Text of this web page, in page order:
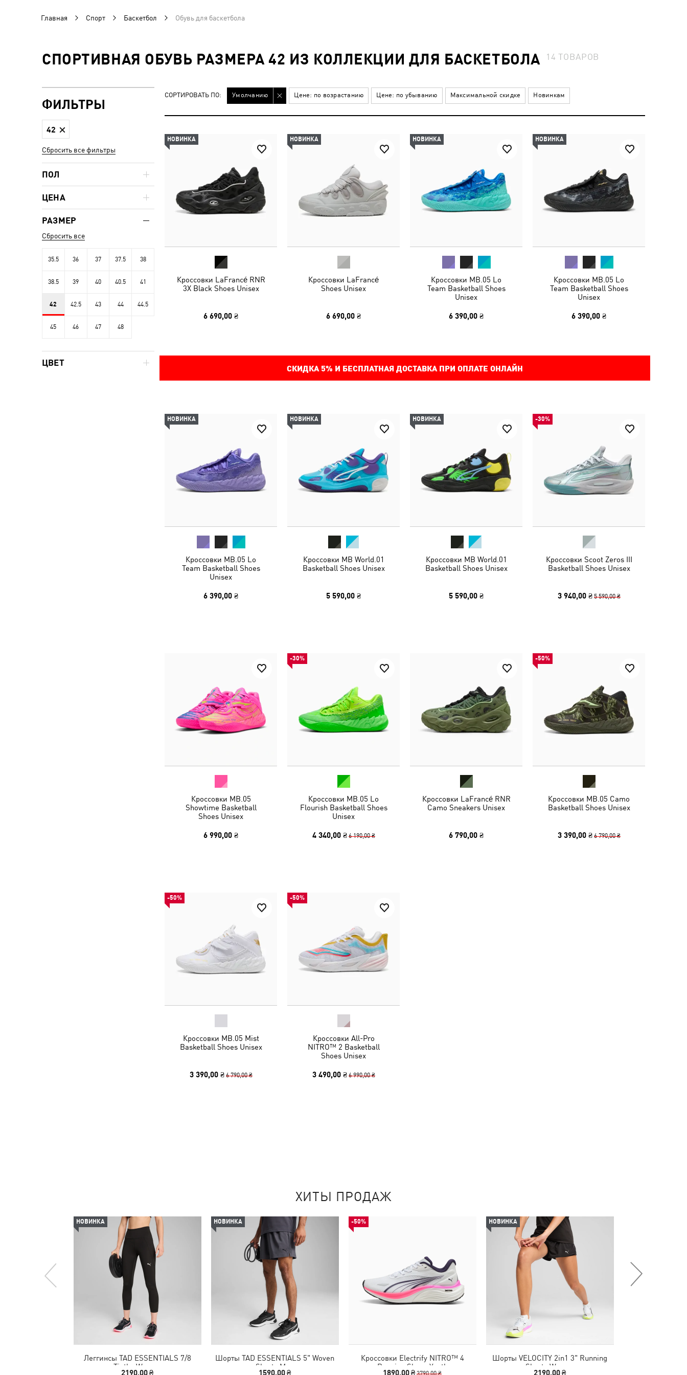
Главная Спорт Баскетбол Обувь для баскетбола
СПОРТИВНАЯ ОБУВЬ РАЗМЕРА 42 ИЗ КОЛЛЕКЦИИ ДЛЯ БАСКЕТБОЛА 14ТОВАРОВ
СОРТИРОВАТЬ ПО: Умолчанию Цене: по возрастанию Цене: по убыванию Максимальной скидке Новинкам
НОВИНКА
Кроссовки LaFrancé RNR
3X Black Shoes Unisex
6 690,00 ₴
НОВИНКА
Кроссовки LaFrancé
Shoes Unisex
6 690,00 ₴
НОВИНКА
Кроссовки MB.05 Lo
Team Basketball Shoes
Unisex
6 390,00 ₴
НОВИНКА
Кроссовки MB.05 Lo
Team Basketball Shoes
Unisex
6 390,00 ₴
СКИДКА 5% И БЕСПЛАТНАЯ ДОСТАВКА ПРИ ОПЛАТЕ ОНЛАЙН
НОВИНКА
Кроссовки MB.05 Lo
Team Basketball Shoes
Unisex
6 390,00 ₴
НОВИНКА
Кроссовки MB World.01
Basketball Shoes Unisex
5 590,00 ₴
НОВИНКА
Кроссовки MB World.01
Basketball Shoes Unisex
5 590,00 ₴
-30%
Кроссовки Scoot Zeros III
Basketball Shoes Unisex
3 940,00 ₴ 5 590,00 ₴
Кроссовки MB.05
Showtime Basketball
Shoes Unisex
6 990,00 ₴
-30%
Кроссовки MB.05 Lo
Flourish Basketball Shoes
Unisex
4 340,00 ₴ 6 190,00 ₴
Кроссовки LaFrancé RNR
Camo Sneakers Unisex
6 790,00 ₴
-50%
Кроссовки MB.05 Camo
Basketball Shoes Unisex
3 390,00 ₴ 6 790,00 ₴
-50%
Кроссовки MB.05 Mist
Basketball Shoes Unisex
3 390,00 ₴ 6 790,00 ₴
-50%
Кроссовки All-Pro
NITRO™ 2 Basketball
Shoes Unisex
3 490,00 ₴ 6 990,00 ₴
ФИЛЬТРЫ
42
Сбросить все фильтры
ПОЛ
ЦЕНА
РАЗМЕР
Сбросить все
35.5 36 37 37.5 38
38.5 39 40 40.5 41
42 42.5 43 44 44.5
45 46 47 48
ЦВЕТ
ХИТЫ ПРОДАЖ
НОВИНКА
Леггинсы TAD ESSENTIALS 7/8
Tigths Women
2190,00 ₴
НОВИНКА
Шорты TAD ESSENTIALS 5" Woven
Shorts Men
1590,00 ₴
-50%
Кроссовки Electrify NITRO™ 4
Running Shoes Youth
1890,00 ₴3790,00 ₴
НОВИНКА
Шорты VELOCITY 2in1 3" Running
Shorts Women
2190,00 ₴